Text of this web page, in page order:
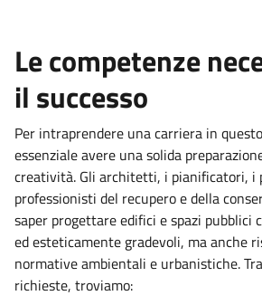
Le competenze
il successo
Per intraprendere una carriera in
essenziale avere una solida
creatività. Gli architetti, i pianificatori, i
professionisti del recupero e della
saper progettare edifici e spazi pubblici
ed esteticamente gradevoli, ma anche
normative ambientali e urbanistiche.
richieste, troviamo: